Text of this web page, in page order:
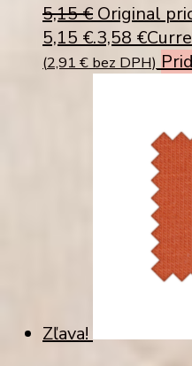
5,15€ Original
5,15 €.3,58 €
(2,91 € bez DPH)
Zľava!